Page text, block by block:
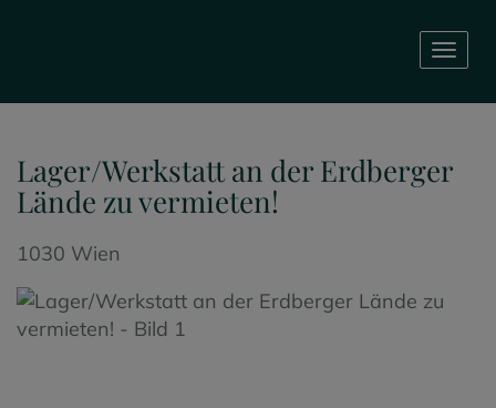
Lager/Werkstatt an der Erdberger
Lände zu vermieten!
1030 Wien